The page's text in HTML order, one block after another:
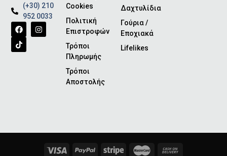
(+30) 210
952 0033
Δαχτυλίδια
Γούρια /
Εποχιακά
Lifelikes
Cookies
Πολιτική
Επιστροφών
Τρόποι
Πληρωμής
Τρόποι
Αποστολής